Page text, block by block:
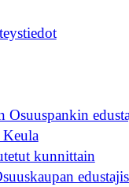
Osuuspankin
Keula
kunnittain